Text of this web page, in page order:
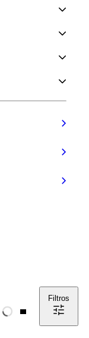
Filtros